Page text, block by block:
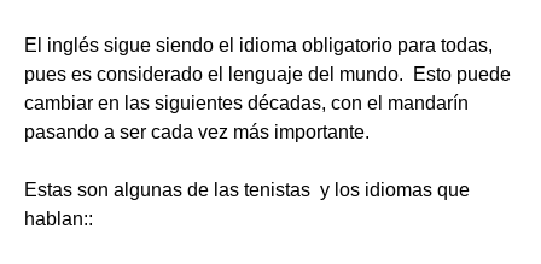
El inglés sigue siendo el idioma obligatorio para todas,
pues es considerado el lenguaje del mundo. Esto puede
cambiar en las siguientes décadas, con el mandarín
pasando a ser cada vez más importante.
Estas son algunas de las tenistas y los idiomas que
hablan::